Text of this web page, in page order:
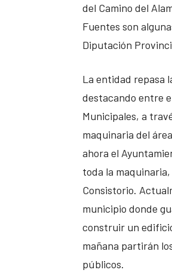
del Camino del
Fuentes son
Diputación
La entidad repasa
destacando entre
Municipales, a
maquinaria del
ahora el
toda la
Consistorio.
municipio donde
construir un
mañana partirán
públicos.